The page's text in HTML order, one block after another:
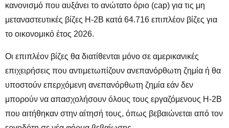
κανονισμό που αυξάνει το ανώτατο όριο (cap) για τις μη
μεταναστευτικές βίζες H-2B κατά 64.716 επιπλέον βίζες για
το οικονομικό έτος 2026.
Οι επιπλέον βίζες θα διατίθενται μόνο σε αμερικανικές
επιχειρήσεις που αντιμετωπίζουν ανεπανόρθωτη ζημία ή θα
υποστούν επερχόμενη ανεπανόρθωτη ζημία εάν δεν
μπορούν να απασχολήσουν όλους τους εργαζόμενους H-2B
που αιτήθηκαν στην αίτησή τους, όπως βεβαιώνεται από τον